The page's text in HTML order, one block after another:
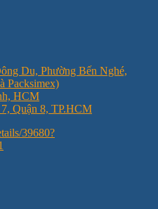
Du, Phường Bến Nghé,
Packsimex)
HCM
Quận 8, TP.HCM